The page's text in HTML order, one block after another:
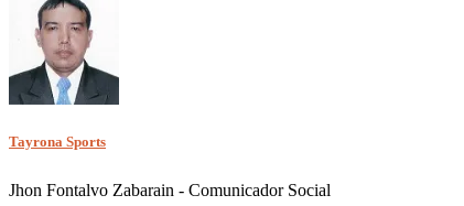
Tayrona Sports
Jhon Fontalvo Zabarain - Comunicador Social